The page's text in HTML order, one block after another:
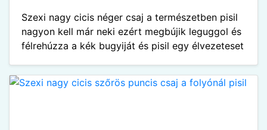
Szexi nagy cicis néger csaj a természetben pisil
nagyon kell már neki ezért megbújik leguggol és
félrehúzza a kék bugyiját és pisil egy élvezeteset